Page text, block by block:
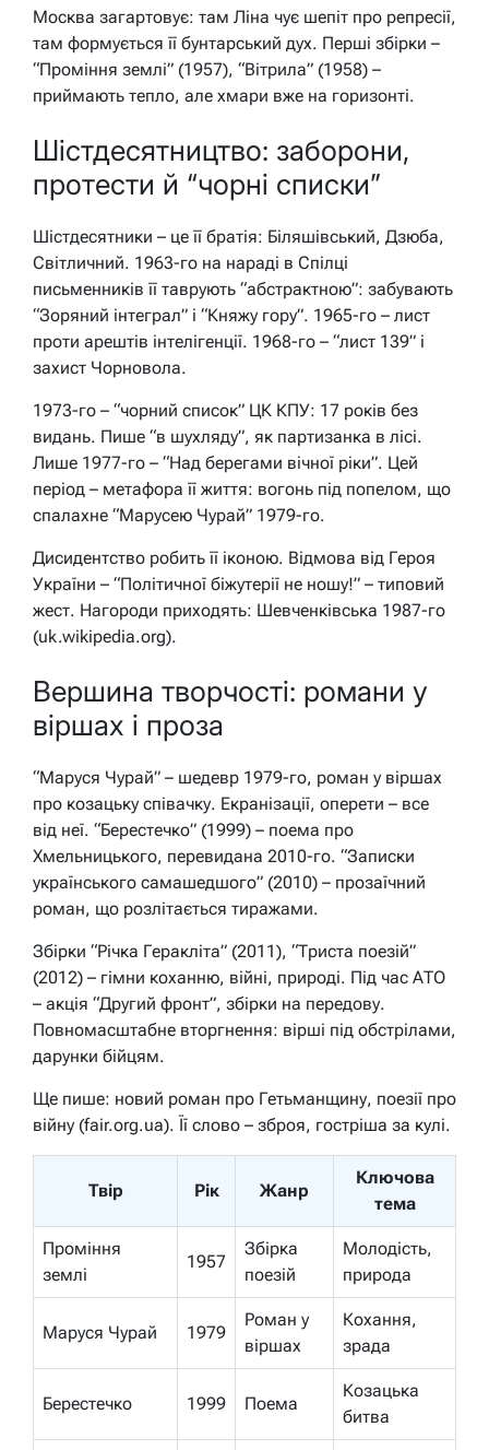
Москва загартовує: там Ліна чує шепіт про репресії,
там формується її бунтарський дух. Перші збірки –
“Проміння землі” (1957), “Вітрила” (1958) –
приймають тепло, але хмари вже на горизонті.
Шістдесятництво: заборони,
протести й “чорні списки”
Шістдесятники – це її братія: Біляшівський, Дзюба,
Світличний. 1963-го на нараді в Спілці
письменників її таврують “абстрактною”: забувають
“Зоряний інтеграл” і “Княжу гору”. 1965-го – лист
проти арештів інтелігенції. 1968-го – “лист 139” і
захист Чорновола.
1973-го – “чорний список” ЦК КПУ: 17 років без
видань. Пише “в шухляду”, як партизанка в лісі.
Лише 1977-го – “Над берегами вічної ріки”. Цей
період – метафора її життя: вогонь під попелом, що
спалахне “Марусею Чурай” 1979-го.
Дисидентство робить її іконою. Відмова від Героя
України – “Політичної біжутерії не ношу!” – типовий
жест. Нагороди приходять: Шевченківська 1987-го
(uk.wikipedia.org).
Вершина творчості: романи у
віршах і проза
“Маруся Чурай” – шедевр 1979-го, роман у віршах
про козацьку співачку. Екранізації, оперети – все
від неї. “Берестечко” (1999) – поема про
Хмельницького, перевидана 2010-го. “Записки
українського самашедшого” (2010) – прозаїчний
роман, що розлітається тиражами.
Збірки “Річка Геракліта” (2011), “Триста поезій”
(2012) – гімни коханню, війні, природі. Під час АТО
– акція “Другий фронт”, збірки на передову.
Повномасштабне вторгнення: вірші під обстрілами,
дарунки бійцям.
Ще пише: новий роман про Гетьманщину, поезії про
війну (fair.org.ua). Її слово – зброя, гостріша за кулі.
Твір Рік Жанр
Ключова
тема
Проміння
землі
1957
Збірка
поезій
Молодість,
природа
Маруся Чурай 1979
Роман у
віршах
Кохання,
зрада
Берестечко 1999 Поема
Козацька
битва